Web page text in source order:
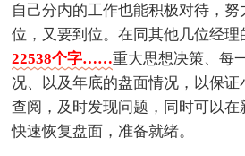
自己分内的工作也能积极对待，
位，又要到位。在同其他几位经理
22538个字……重大思想决策、每
况、以及年底的盘面情况，以保
查阅，及时发现问题，同时可以在
快速恢复盘面，准备就绪。